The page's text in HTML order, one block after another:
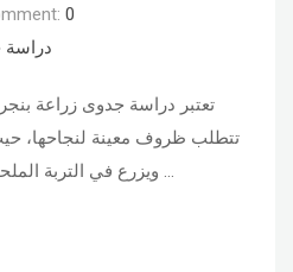
0
تعتبر دراسة جدوى زراعة
تتطلب ظروف معينة لنجاحها،
ويزرع في التربة الملحية ويمكن من خلاله ترشيد …